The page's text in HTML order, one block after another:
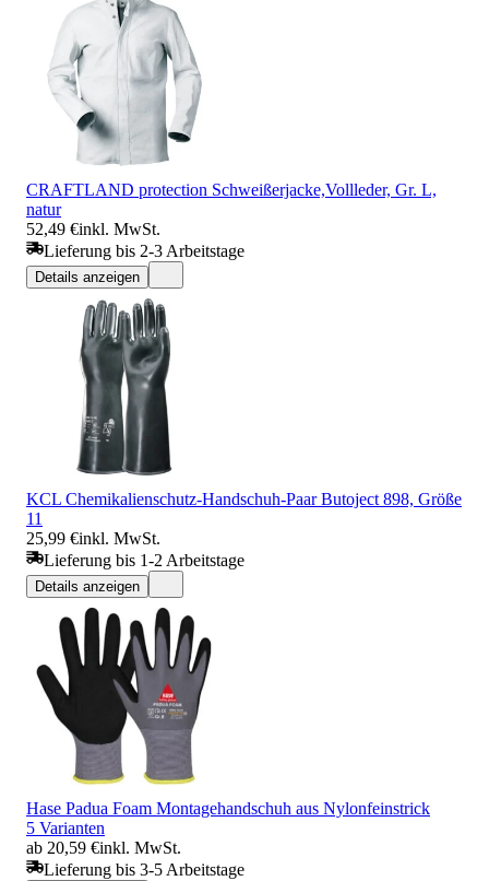
CRAFTLAND protection Schweißerjacke,Vollleder, Gr. L,
natur
52,49 €inkl. MwSt.
Lieferung bis 2-3 Arbeitstage
Details anzeigen
KCL Chemikalienschutz-Handschuh-Paar Butoject 898, Größe
11
25,99 €inkl. MwSt.
Lieferung bis 1-2 Arbeitstage
Details anzeigen
Hase Padua Foam Montagehandschuh aus Nylonfeinstrick
5 Varianten
ab 20,59 €inkl. MwSt.
Lieferung bis 3-5 Arbeitstage